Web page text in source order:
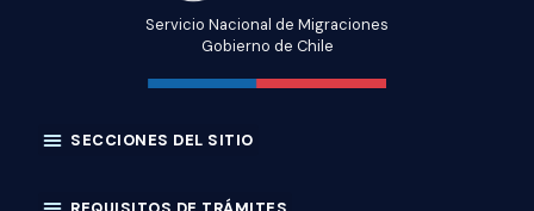
Servicio Nacional de Migraciones
Gobierno de Chile